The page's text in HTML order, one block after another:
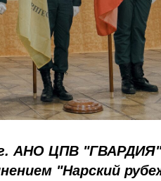
г. АНО ЦПВ
"Нарский